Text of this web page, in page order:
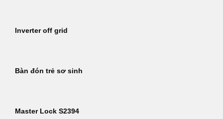
Inverter off grid
Bàn đón trẻ sơ sinh
Master Lock S2394